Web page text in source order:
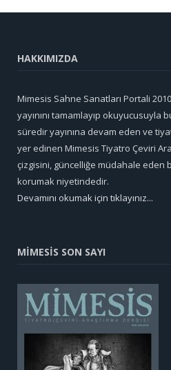
HAKKIMIZDA
Mimesis Sahne Sanatları Portali
yayınını tamamlayıp okuyucusuyla
süredir yayınına devam eden ve
yer edinen Mimesis Tiyatro Çeviri
çizgisini, güncelliğe müdahale eden
korumak niyetindedir.
Devamını okumak için tıklayınız...
MİMESİS SON SAYI